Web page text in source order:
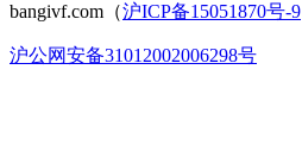
bangivf.com（沪ICP备15051870号-9
沪公网安备31012002006298号